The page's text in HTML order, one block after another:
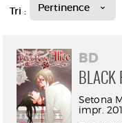
Tri : Pertinence
BD
BLACK
Setona
impr.